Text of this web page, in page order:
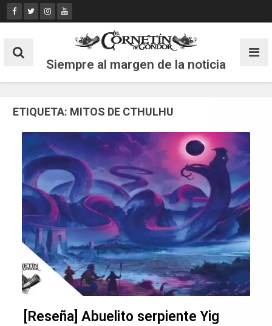
Skip
to
Siempre al margen de la noticia
ETIQUETA: MITOS DE CTHULHU
[Reseña] Abuelito serpiente Yig